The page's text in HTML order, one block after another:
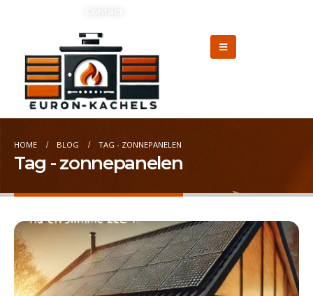
HOME BLOG TAG - ZONNEPANELEN
Tag - zonnepanelen